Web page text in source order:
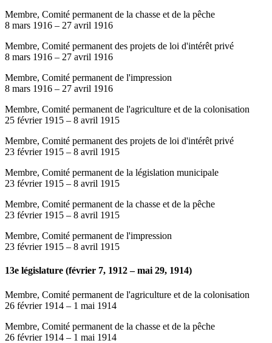
Membre, Comité permanent de la chasse et de la pêche
8 mars 1916 – 27 avril 1916
Membre, Comité permanent des projets de loi d'intérêt privé
8 mars 1916 – 27 avril 1916
Membre, Comité permanent de l'impression
8 mars 1916 – 27 avril 1916
Membre, Comité permanent de l'agriculture et de la colonisation
25 février 1915 – 8 avril 1915
Membre, Comité permanent des projets de loi d'intérêt privé
23 février 1915 – 8 avril 1915
Membre, Comité permanent de la législation municipale
23 février 1915 – 8 avril 1915
Membre, Comité permanent de la chasse et de la pêche
23 février 1915 – 8 avril 1915
Membre, Comité permanent de l'impression
23 février 1915 – 8 avril 1915
13e législature (février 7, 1912 – mai 29, 1914)
Membre, Comité permanent de l'agriculture et de la colonisation
26 février 1914 – 1 mai 1914
Membre, Comité permanent de la chasse et de la pêche
26 février 1914 – 1 mai 1914